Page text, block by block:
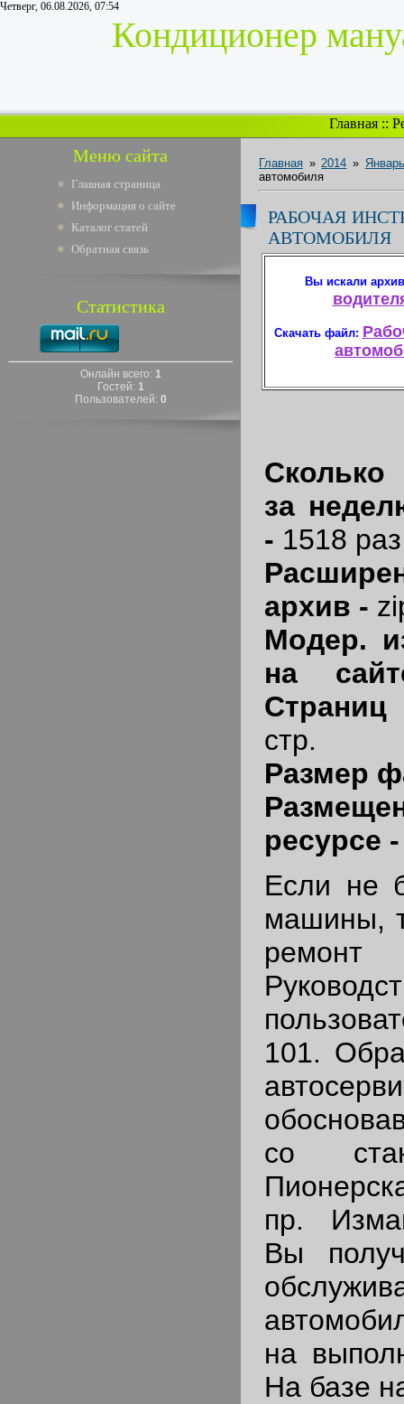
Четверг, 06.08.2026, 07:54
Кондиционер
Главная::
Меню сайта
Главная страница
Информация о сайте
Каталог статей
Обратная связь
Статистика
Онлайн всего: 1
Гостей: 1
Пользователей: 0
Главная »2014 » Январь
автомобиля
РАБОЧАЯ
АВТОМОБИЛЯ
Вы искали
Скачать файл:
Сколько
за
- 1518 раз
архив -
Модер.
на
стр.
Размер
ресурсе
Если не
машины,
ремонт
101.
со
пр.
Вы
на
На базе